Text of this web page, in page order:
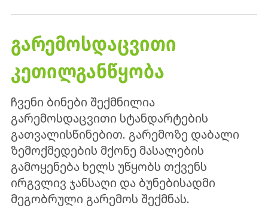
ᲒᲐᲠᲔᲛᲝᲡᲓᲐᲪᲕᲘᲗᲘ
ᲙᲔᲗᲘᲚᲒᲐᲜᲬᲧᲝᲑᲐ
ჩვენი ბინები შექმნილია
გარემოსდაცვითი სტანდარტების
გათვალისწინებით. გარემოზე დაბალი
ზემოქმედების მქონე მასალების
გამოყენება ხელს უწყობს თქვენს
ირგვლივ ჯანსაღი და ბუნებისადმი
მეგობრული გარემოს შექმნას.